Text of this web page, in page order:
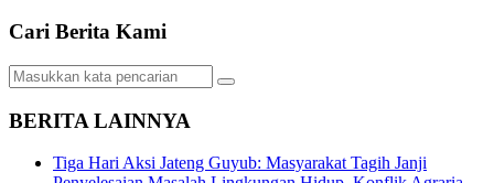
Cari Berita Kami
BERITA LAINNYA
Tiga Hari Aksi Jateng Guyub: Masyarakat Tagih Janji